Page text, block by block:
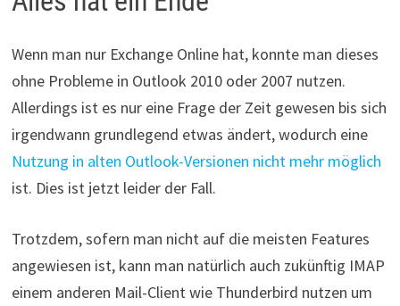
Wenn man nur Exchange Online hat, konnte man dieses
ohne Probleme in Outlook 2010 oder 2007 nutzen.
Allerdings ist es nur eine Frage der Zeit gewesen bis sich
irgendwann grundlegend etwas ändert, wodurch eine
Nutzung in alten Outlook-Versionen nicht mehr möglich
ist. Dies ist jetzt leider der Fall.
Trotzdem, sofern man nicht auf die meisten Features
angewiesen ist, kann man natürlich auch zukünftig IMAP
einem anderen Mail-Client wie Thunderbird nutzen um